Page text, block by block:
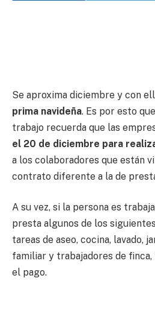
Se aproxima diciembre y con
prima navideña. Es por esto
trabajo recuerda que las
el 20 de diciembre para
a los colaboradores que están
contrato diferente a la de
A su vez, si la persona es
presta algunos de los
tareas de aseo, cocina, lavado,
familiar y trabajadores de
el pago.